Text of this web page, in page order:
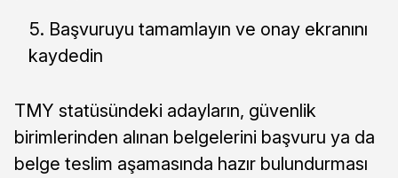
Başvuruyu tamamlayın ve onay ekranını
kaydedin
TMY statüsündeki adayların, güvenlik
birimlerinden alınan belgelerini başvuru ya da
belge teslim aşamasında hazır bulundurması